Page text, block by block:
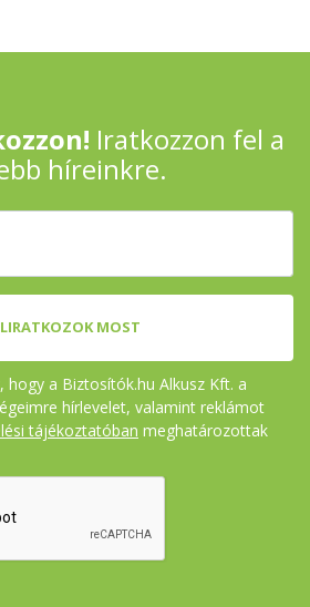
Iratkozzon fel a
híreinkre.
MOST
hogy a Biztosítók.hu Alkusz Kft. a
hírlevelet, valamint reklámot
tájékoztatóban meghatározottak